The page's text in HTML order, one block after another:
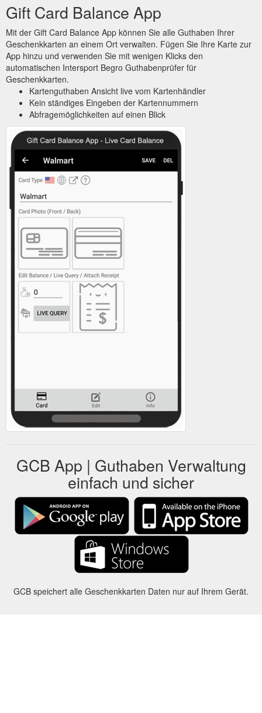
Gift Card Balance App
Mit der Gift Card Balance App können Sie alle Guthaben Ihrer
Geschenkkarten an einem Ort verwalten. Fügen Sie Ihre Karte zur
App hinzu und verwenden Sie mit wenigen Klicks den
automatischen Intersport Begro Guthabenprüfer für
Geschenkkarten.
Kartenguthaben Ansicht live vom Kartenhändler
Kein ständiges Eingeben der Kartennummern
Abfragemöglichkeiten auf einen Blick
GCB App | Guthaben Verwaltung
einfach und sicher
GCB speichert alle Geschenkkarten Daten nur auf Ihrem Gerät.